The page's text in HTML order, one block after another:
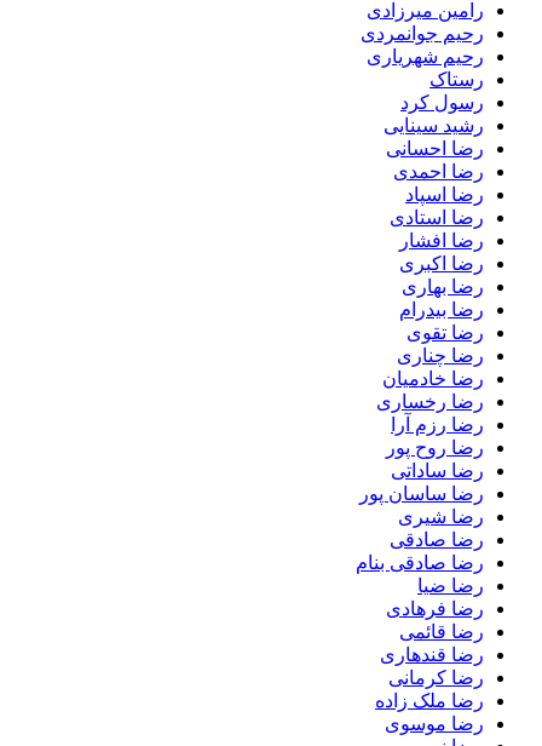
رامین میرزادی
رحیم جوانمردی
رحیم شهریاری
رستاک
رسول کرد
رشید سینایی
رضا احسانی
رضا احمدی
رضا اسپاد
رضا استادی
رضا افشار
رضا اکبری
رضا بهاری
رضا بیدرام
رضا تقوی
رضا چناری
رضا خادمیان
رضا رخساری
رضا رزم آرا
رضا روح پور
رضا ساداتی
رضا ساسان پور
رضا شیری
رضا صادقی
رضا صادقی بنام
رضا ضیا
رضا فرهادی
رضا قائمی
رضا قندهاری
رضا کرمانی
رضا ملک زاده
رضا موسوی